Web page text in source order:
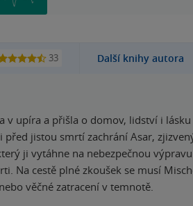
33 Další knihy autora
v upíra a přišla o domov, lidství i lásku
jistou smrtí zachrání Asar,
ji vytáhne na nebezpečnou
Na cestě plné zkoušek se musí
věčné zatracení v temnotě.